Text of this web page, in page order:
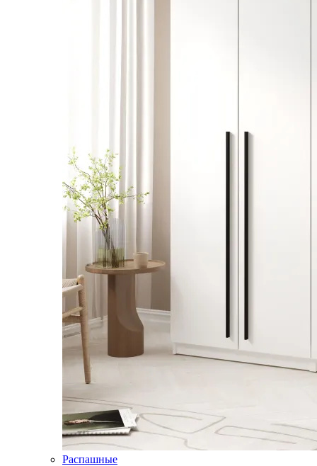
Распашные